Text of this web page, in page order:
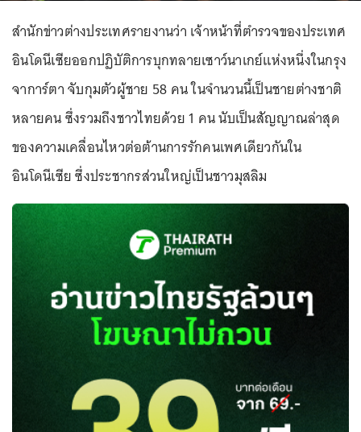
สำนักข่าวต่างประเทศรายงานว่า เจ้าหน้าที่ตำรวจของประเทศ
อินโดนีเซียออกปฏิบัติการบุกทลายเซาว์นาเกย์แห่งหนึ่งในกรุง
จาการ์ตา จับกุมตัวผู้ชาย 58 คน ในจำนวนนี้เป็นชายต่างชาติ
หลายคน ซึ่งรวมถึงชาวไทยด้วย 1 คน นับเป็นสัญญาณล่าสุด
ของความเคลื่อนไหวต่อต้านการรักคนเพศเดียวกันใน
อินโดนีเซีย ซึ่งประชากรส่วนใหญ่เป็นชาวมุสลิม